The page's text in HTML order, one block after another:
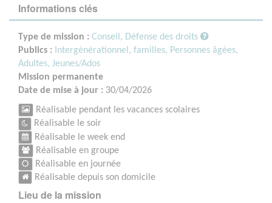
Informations clés
Type de mission : Conseil, Défense des droits
Publics : Intergénérationnel, familles, Personnes âgées,
Adultes, Jeunes/Ados
Mission permanente
Date de mise à jour : 30/04/2026
Réalisable pendant les vacances scolaires
Réalisable le soir
Réalisable le week end
Réalisable en groupe
Réalisable en journée
Réalisable depuis son domicile
Lieu de la mission